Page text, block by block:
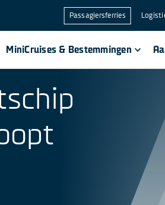
Passagiersferries
MiniCruises & Bestemmingen